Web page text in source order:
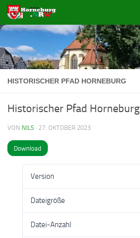
Zum Inhalt springen
HISTORISCHER PFAD HORNEBURG
Historischer Pfad Horneburg
VON NILS · 27. OKTOBER 2023
Download
Version
Dateigröße
Datei-Anzahl